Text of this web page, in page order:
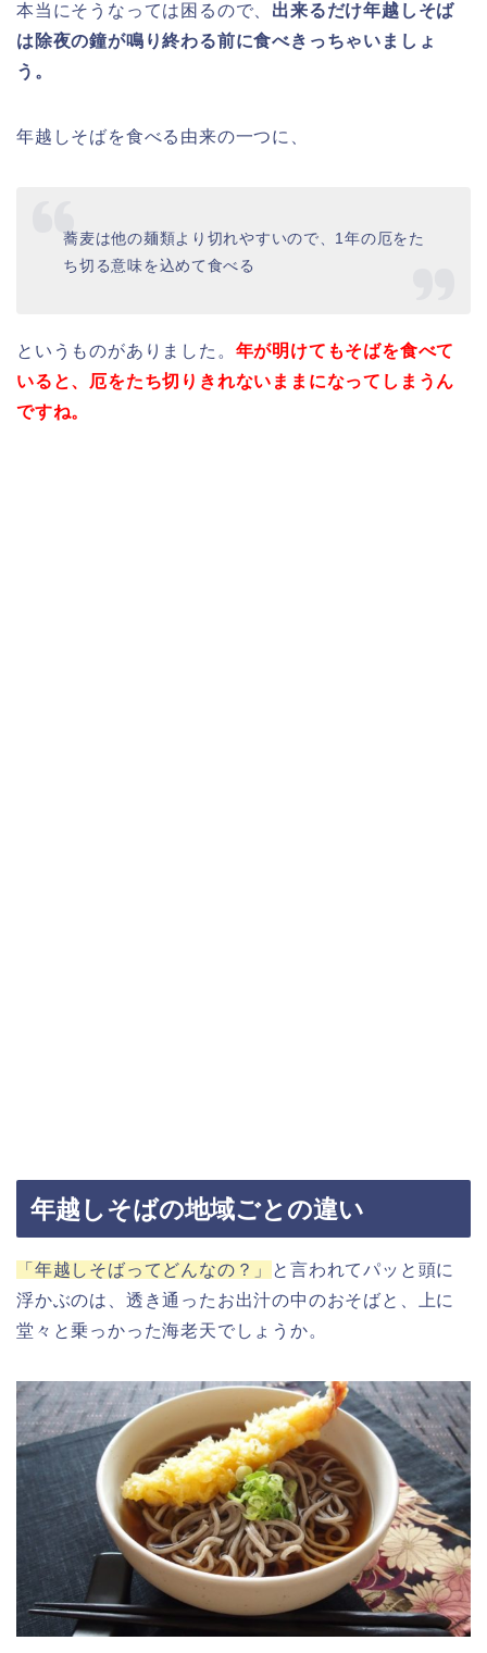
本当にそうなっては困るので、 出来るだけ年越しそば
は除夜の鐘が鳴り終わる前に食べきっちゃいましょ
う。
年越しそばを食べる由来の一つに、
蕎麦は他の麺類より切れやすいので、1年の厄をた
ち切る意味を込めて食べる
というものがありました。 年が明けてもそばを食べて
いると、厄をたち切りきれないままになってしまうん
ですね。
年越しそばの地域ごとの違い
「年越しそばってどんなの？」
と言われてパッと頭に
浮かぶのは、透き通ったお出汁の中のおそばと、上に
堂々と乗っかった海老天でしょうか。